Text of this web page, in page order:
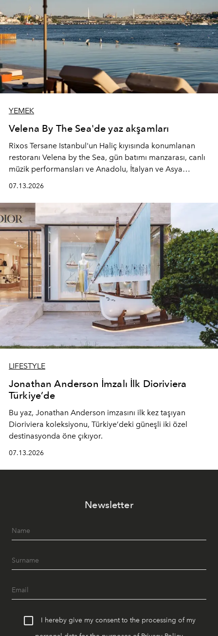
YEMEK
Velena By The Sea'de yaz akşamları
Rixos Tersane Istanbul'un Haliç kıyısında konumlanan
restoranı Velena by the Sea, gün batımı manzarası, canlı
müzik performansları ve Anadolu, İtalyan ve Asya
devam ediyor.
07.13.2026
LIFESTYLE
Jonathan Anderson İmzalı İlk Dioriviera
Türkiye’de
Bu yaz, Jonathan Anderson imzasını ilk kez taşıyan
Dioriviera koleksiyonu, Türkiye’deki güneşli iki özel
destinasyonda öne çıkıyor.
07.13.2026
Newsletter
I hereby give my consent to the processing of my